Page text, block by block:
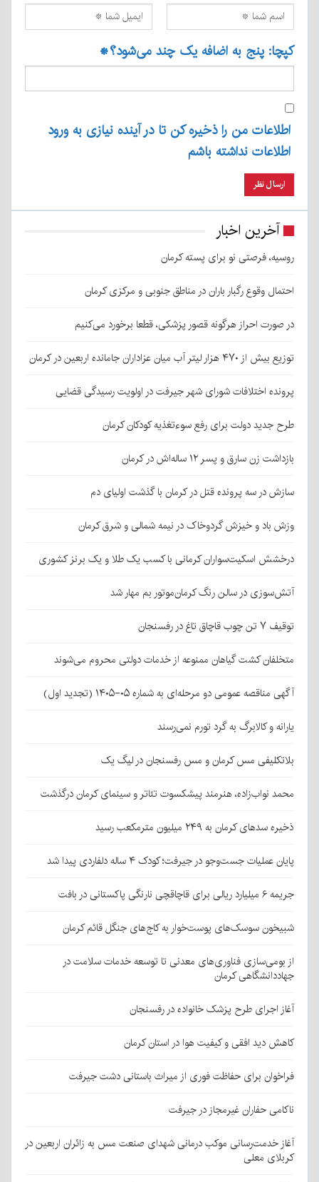
کپچا: پنج به اضافه یک چند می‌شود؟*
اطلاعات من را ذخیره کن تا در آینده نیازی به ورود
اطلاعات نداشته باشم
آخرین اخبار
روسیه، فرصتی نو برای پسته کرمان
احتمال وقوع رگبار باران در مناطق جنوبی و مرکزی کرمان
در صورت احراز هرگونه قصور پزشکی، قطعا برخورد می‌کنیم
توزیع بیش از ۴۷۰ هزار لیتر آب میان عزاداران جامانده اربعین در کرمان
پرونده اختلافات شورای شهر جیرفت در اولویت رسیدگی قضایی
طرح جدید دولت برای رفع سوءتغذیه کودکان کرمان
بازداشت زن سارق و پسر ۱۲ ساله‌اش در کرمان
سازش در سه پرونده قتل در کرمان با گذشت اولیای دم
وزش باد و خیزش گردوخاک در نیمه شمالی و شرق کرمان
درخشش اسکیت‌سواران کرمانی با کسب یک طلا و یک برنز کشوری
آتش‌سوزی در سالن رنگ کرمان‌موتور بم مهار شد
توقیف ۷ تن چوب قاچاق تاغ در رفسنجان
متخلفان کشت گیاهان ممنوعه از خدمات دولتی محروم می‌شوند
آگهی مناقصه عمومی دو مرحله‌ای به شماره ۰۵-۱۴۰۵ (تجدید اول)
یارانه و کالابرگ به گرد تورم نمی‌رسند
بلاتکلیفی مس کرمان و مس رفسنجان در لیگ یک
محمد نواب‌زاده، هنرمند پیشکسوت تئاتر و سینمای کرمان درگذشت
ذخیره سدهای کرمان به ۲۴۹ میلیون مترمکعب رسید
پایان عملیات جست‌وجو در جیرفت؛ کودک ۴ ساله دلفاردی پیدا شد
جریمه ۶ میلیارد ریالی برای قاچاقچی نارنگی پاکستانی در بافت
شبیخون سوسک‌های پوست‌خوار به کاج‌های جنگل قائم کرمان
از بومی‌سازی فناوری‌های معدنی تا توسعه خدمات سلامت در
جهاددانشگاهی کرمان
آغاز اجرای طرح پزشک خانواده در رفسنجان
کاهش دید افقی و کیفیت هوا در استان کرمان
فراخوان برای حفاظت فوری از میراث باستانی دشت جیرفت
ناکامی حفاران غیرمجاز در جیرفت
آغاز خدمت‌رسانی موکب درمانی شهدای صنعت مس به زائران اربعین در
کربلای معلی